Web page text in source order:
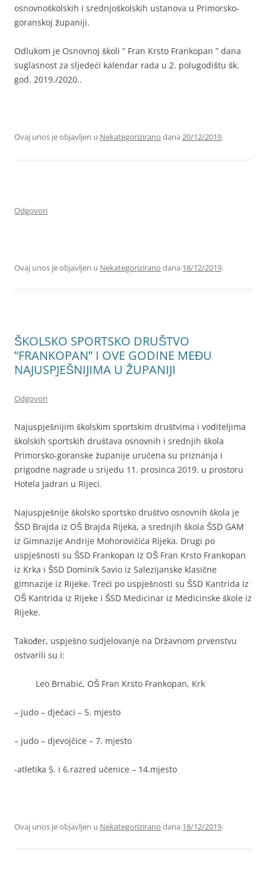
osnovnoškolskih i srednjoškolskih ustanova u Primorsko-
goranskoj županiji.
Odlukom je Osnovnoj školi ” Fran Krsto Frankopan ” dana
suglasnost za sljedeći kalendar rada u 2. polugodištu šk.
god. 2019./2020..
Ovaj unos je objavljen u Nekategorizirano dana 20/12/2019.
Odgovori
Ovaj unos je objavljen u Nekategorizirano dana 18/12/2019.
ŠKOLSKO SPORTSKO DRUŠTVO
”FRANKOPAN” I OVE GODINE MEĐU
NAJUSPJEŠNIJIMA U ŽUPANIJI
Odgovori
Najuspješnijim školskim sportskim društvima i voditeljima
školskih sportskih društava osnovnih i srednjih škola
Primorsko-goranske županije uručena su priznanja i
prigodne nagrade u srijedu 11. prosinca 2019. u prostoru
Hotela Jadran u Rijeci.
Najuspješnije školsko sportsko društvo osnovnih škola je
ŠSD Brajda iz OŠ Brajda Rijeka, a srednjih škola ŠSD GAM
iz Gimnazije Andrije Mohorovičića Rijeka. Drugi po
uspješnosti su ŠSD Frankopan iz OŠ Fran Krsto Frankopan
iz Krka i ŠSD Dominik Savio iz Salezijanske klasične
gimnazije iz Rijeke. Treći po uspješnosti su ŠSD Kantrida iz
OŠ Kantrida iz Rijeke i ŠSD Medicinar iz Medicinske škole iz
Rijeke.
Također, uspješno sudjelovanje na Državnom prvenstvu
ostvarili su i:
Leo Brnabić, OŠ Fran Krsto Frankopan, Krk
– judo – dječaci – 5. mjesto
– judo – djevojčice – 7. mjesto
-atletika 5. i 6.razred učenice – 14.mjesto
Ovaj unos je objavljen u Nekategorizirano dana 18/12/2019.